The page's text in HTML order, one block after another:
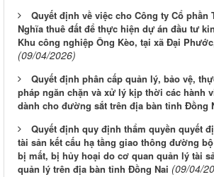
Quyết định về việc cho Công ty Cổ phần
Nghĩa thuê đất để thực hiện dự án đầu tư
Khu công nghiệp Ông Kèo, tại xã Đại
(09/04/2026)
Quyết định phân cấp quản lý, bảo vệ,
pháp ngăn chặn và xử lý kịp thời các hành
dành cho đường sắt trên địa bàn tỉnh Đồng
Quyết định quy định thẩm quyền quyết
tài sản kết cấu hạ tầng giao thông đường
bị mất, bị hủy hoại do cơ quan quản lý tài
quản lý trên địa bàn tỉnh Đồng Nai (09/04/